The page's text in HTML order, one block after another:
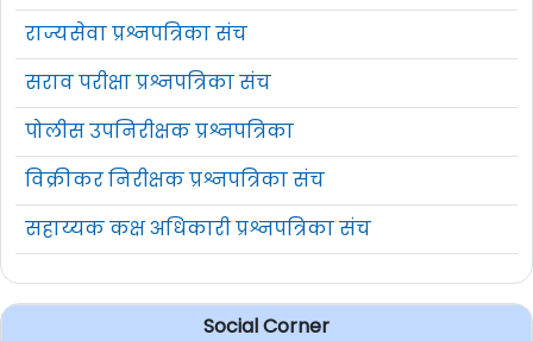
राज्यसेवा प्रश्नपत्रिका संच
सराव परीक्षा प्रश्नपत्रिका संच
पोलीस उपनिरीक्षक प्रश्नपत्रिका
विक्रीकर निरीक्षक प्रश्नपत्रिका संच
सहाय्यक कक्ष अधिकारी प्रश्नपत्रिका संच
Social Corner